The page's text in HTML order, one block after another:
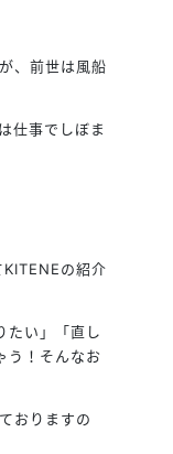
、前世は風船
仕事でしぼま
KITENEの紹介
たい」「直し
う！そんなお
おりますの